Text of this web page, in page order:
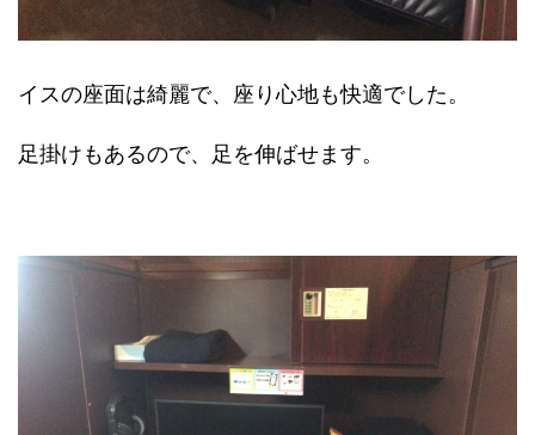
イスの座面は綺麗で、座り心地も快適でした。
足掛けもあるので、足を伸ばせます。